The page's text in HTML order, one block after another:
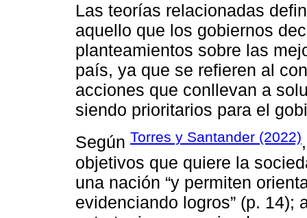
Las teorías relacionadas
aquello que los gobiernos
planteamientos sobre las
país, ya que se refieren al
acciones que conllevan a
siendo prioritarios para el
Según Torres y Santander (2022)
objetivos que quiere la
una nación “y permiten
evidenciando logros” (p. 14);